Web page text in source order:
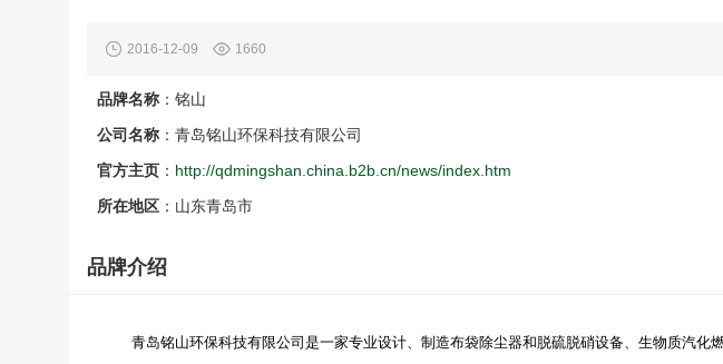
2016-12-09 1660
品牌名称 ：铭山
公司名称 ：青岛铭山环保科技有限公司
官方主页 ： http://qdmingshan.china.b2b.cn/news/index.htm
所在地区 ：山东青岛市
品牌介绍
青岛铭山环保科技有限公司是一家专业设计、制造布袋除尘器和脱硫脱硝设备、生物质汽化